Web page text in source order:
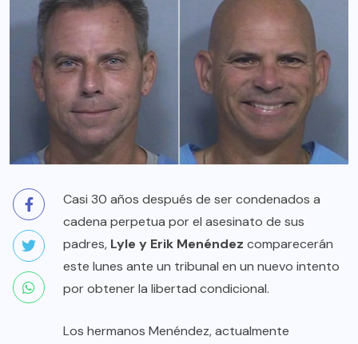
Casi 30 años después de ser condenados a
cadena perpetua por el asesinato de sus
padres, Lyle y Erik Menéndez comparecerán
este lunes ante un tribunal en un nuevo intento
por obtener la libertad condicional.
Los hermanos Menéndez, actualmente